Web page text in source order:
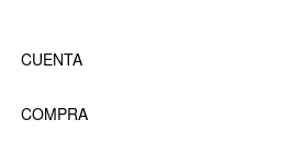
CUENTA
COMPRA